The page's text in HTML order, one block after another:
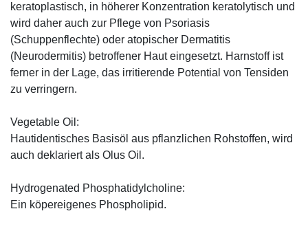
keratoplastisch, in höherer Konzentration keratolytisch und
wird daher auch zur Pflege von Psoriasis
(Schuppenflechte) oder atopischer Dermatitis
(Neurodermitis) betroffener Haut eingesetzt. Harnstoff ist
ferner in der Lage, das irritierende Potential von Tensiden
zu verringern.
Vegetable Oil:
Hautidentisches Basisöl aus pflanzlichen Rohstoffen, wird
auch deklariert als Olus Oil.
Hydrogenated Phosphatidylcholine:
Ein köpereigenes Phospholipid.